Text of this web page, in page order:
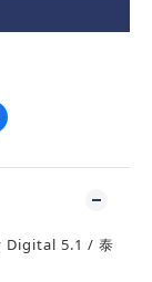
Digital 5.1 / 泰